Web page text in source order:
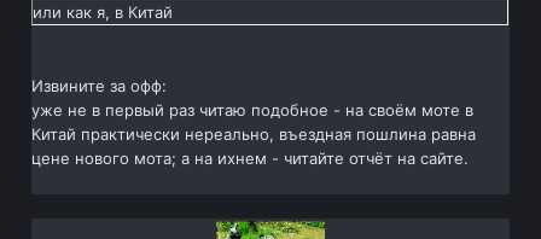
или как я, в Китай
Извините за офф:
уже не в первый раз читаю подобное - на своём моте в
Китай практически нереально, въездная пошлина равна
цене нового мота; а на ихнем - читайте отчёт на сайте.